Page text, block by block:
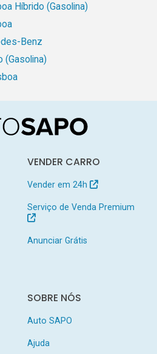
Híbrido (Gasolina)
Benz
(Gasolina)
VENDER CARRO
Vender em 24h
Serviço de Venda Premium
Anunciar Grátis
SOBRE NÓS
Auto SAPO
Ajuda